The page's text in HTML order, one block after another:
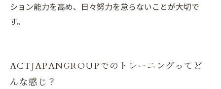
ション能力を高め、日々努力を怠らないことが大切で
す。
ACTJAPANGROUPでのトレーニングってど
んな感じ？